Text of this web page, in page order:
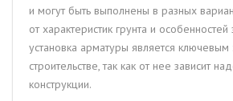
и могут быть выполнены в разных
от характеристик грунта и
установка арматуры является ключевым
строительстве, так как от нее зависит
конструкции.